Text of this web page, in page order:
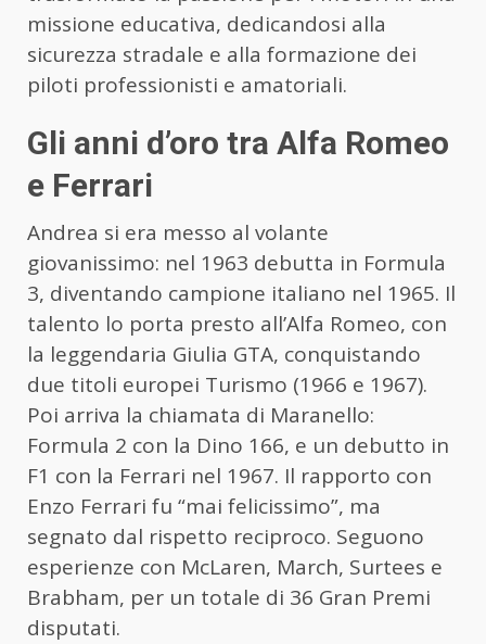
missione educativa, dedicandosi alla
sicurezza stradale e alla formazione dei
piloti professionisti e amatoriali.
Gli anni d’oro tra Alfa Romeo
e Ferrari
Andrea si era messo al volante
giovanissimo: nel 1963 debutta in Formula
3, diventando campione italiano nel 1965. Il
talento lo porta presto all’Alfa Romeo, con
la leggendaria Giulia GTA, conquistando
due titoli europei Turismo (1966 e 1967).
Poi arriva la chiamata di Maranello:
Formula 2 con la Dino 166, e un debutto in
F1 con la Ferrari nel 1967. Il rapporto con
Enzo Ferrari fu “mai felicissimo”, ma
segnato dal rispetto reciproco. Seguono
esperienze con McLaren, March, Surtees e
Brabham, per un totale di 36 Gran Premi
disputati.